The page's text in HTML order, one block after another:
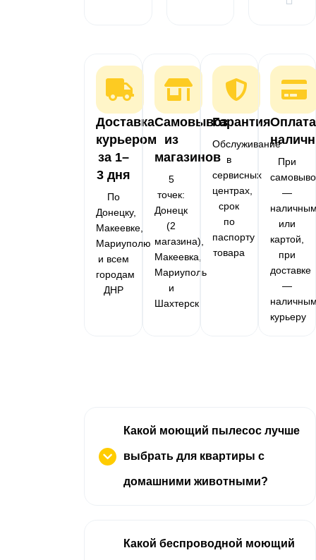
Доставка
курьером
за 1–
3 дня
По
Донецку,
Макеевке,
Мариуполю
и всем
городам
ДНР
Самовывоз
из
магазинов
5
точек:
Донецк
(2
магазина),
Макеевка,
Мариуполь
и
Шахтерск
Гарантия
Обслуживание
в
сервисных
центрах,
срок
по
паспорту
товара
Оплата
При
—
или
картой,
при
доставке
—
курьеру
Какой моющий пылесос лучше
выбрать для квартиры с
домашними животными?
Какой беспроводной моющий